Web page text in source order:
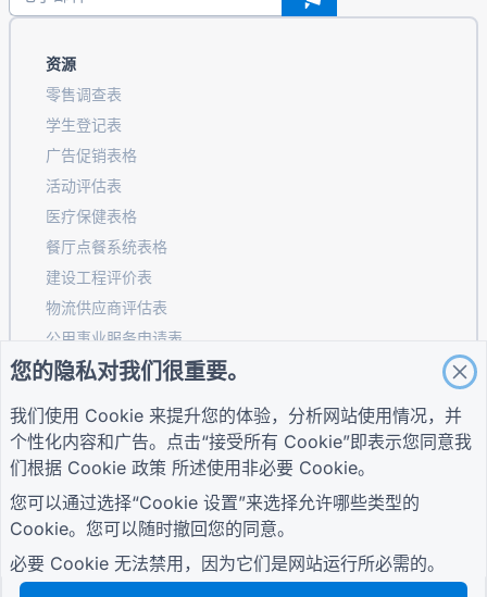
资源
零售调查表
学生登记表
广告促销表格
活动评估表
医疗保健表格
餐厅点餐系统表格
建设工程评价表
物流供应商评估表
公用事业服务申请表
客户参与表
指南
博客
TIGER FORM指南
公司
联系我们
条款
隐私政策
您的隐私对我们很重要。
我们使用 Cookie 来提升您的体验，分析网站使用情况，并
个性化内容和广告。点击“接受所有 Cookie”即表示您同意我
们根据 Cookie 政策 所述使用非必要 Cookie。
您可以通过选择“Cookie 设置”来选择允许哪些类型的
Cookie。您可以随时撤回您的同意。
必要 Cookie 无法禁用，因为它们是网站运行所必需的。